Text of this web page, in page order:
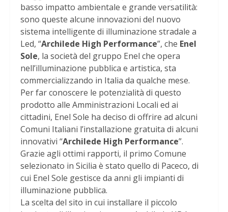
basso impatto ambientale e grande versatilità:
sono queste alcune innovazioni del nuovo
sistema intelligente di illuminazione stradale a
Led, “Archilede High Performance”, che Enel
Sole, la società del gruppo Enel che opera
nell’illuminazione pubblica e artistica, sta
commercializzando in Italia da qualche mese.
Per far conoscere le potenzialità di questo
prodotto alle Amministrazioni Locali ed ai
cittadini, Enel Sole ha deciso di offrire ad alcuni
Comuni Italiani l’installazione gratuita di alcuni
innovativi “Archilede High Performance”.
Grazie agli ottimi rapporti, il primo Comune
selezionato in Sicilia è stato quello di Paceco, di
cui Enel Sole gestisce da anni gli impianti di
illuminazione pubblica.
La scelta del sito in cui installare il piccolo